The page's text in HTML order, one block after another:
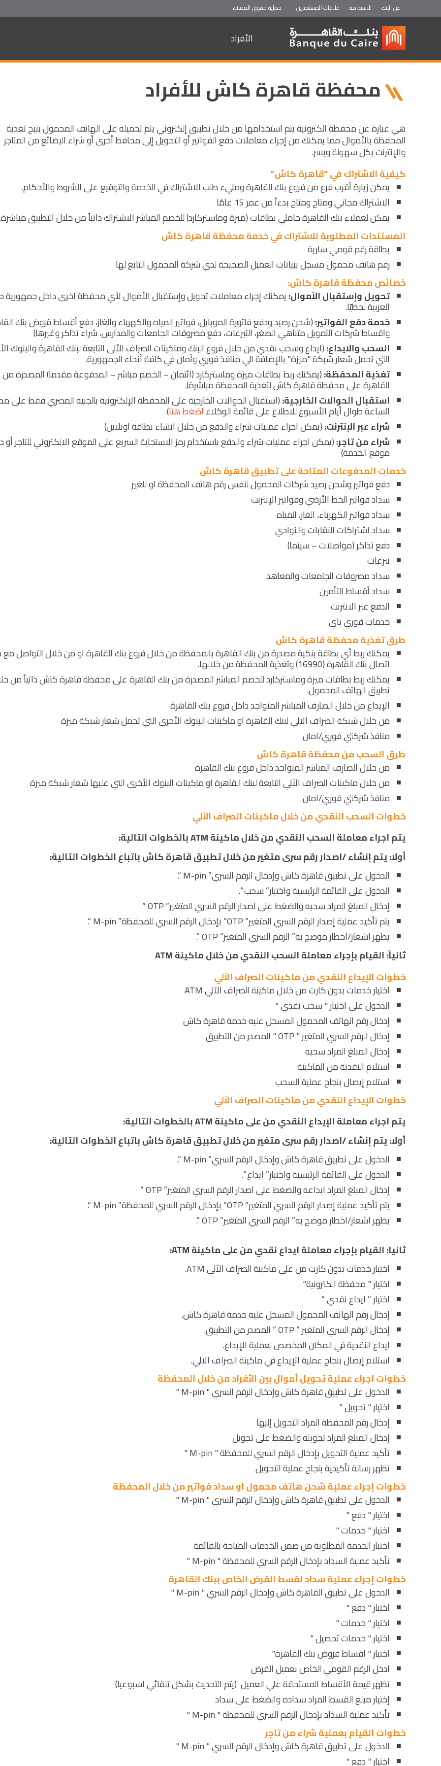
الأفراد
عن البنك الاستدامة علاقات المستثمرين حماية حقوق العملاء
محفظة قاهرة كاش للأفراد
هي عبارة عن محفظة الكترونية يتم استخدامها من خلال تطبيق إلكتروني يتم تحميله على الهاتف المحمول يتيح تغذية
المحفظة بالأموال مما يمكنك من إجراء معاملات دفع الفواتير أو التحويل إلى محافظ أخرى أو شراء البضائع من المتاجر
والإنترنت بكل سهولة ويسر.
كيفية الاشتراك في "قاهرة كاش"
يمكن زيارة أقرب فرع من فروع بنك القاهرة ومليء طلب الاشتراك في الخدمة والتوقيع على الشروط والأحكام.
الاشتراك مجاني ومتاح ومتاح بدءاً من عمر 15 عامًا
يمكن لعملاء بنك القاهرة حاملي بطاقات (ميزة وماستركارد) للخصم المباشر الاشتراك ذاتياً من خلال التطبيق مباشرة.
المستندات المطلوبة للاشتراك في خدمة محفظة قاهرة كاش
بطاقة رقم قومي سارية
رقم هاتف محمول مسجل ببيانات العميل الصحيحة لدي شركة المحمول التابع لها
خصائص محفظة قاهرة كاش:
تحويل وإستقبال الأموال:يمكنك إجراء معاملات تحويل وإستقبال الأموال لأي محفظة اخرى داخل جمهورية
العربية لحظيًا.
خدمة دفع الفواتير:(شحن رصيد ودفع فاتورة الموبايل، فواتير المياه والكهرباء والغاز، دفع أقساط قروض بنك
واقساط شركات التمويل متناهي الصغر، التبرعات، دفع مصروفات الجامعات والمدارس، شراء تذاكر وغيرها)
السحب والايداع:(ايداع وسحب نقدي من خلال فروع البنك وماكينات الصراف الألى التابعة لبنك القاهرة والبنوك
التي تحمل شعار شبكة "ميزة" بالإضافة الي منافذ فوري وأمان في كافة أنحاء الجمهورية.
تغذية المحفظة:(يمكنك ربط بطاقات ميزة وماستركارد (ائتمان – الخصم مباشر – المدفوعة مقدما) المصدرة من
القاهرة على محفظة قاهرة كاش لتغذية المحفظة مباشرة).
استقبال الحوالات الخارجية:(استقبال الحوالات الخارجية على المحفظة الإلكترونية بالجنيه المصري فقط على
الساعة طوال أيام الأسبوع للاطلاع على قائمة الوكلاءاضغط هنا).
شراء عبر الإنترنت:(يمكن اجراء عمليات شراء والدفع من خلال انشاء بطاقة اونلاين)
شراء من تاجر:(يمكن اجراء عمليات شراء والدفع باستخدام رمز الاستجابة السريع على الموقع الالكتروني للتاجر أو
موقع الخدمة)
خدمات المدفوعات المتاحة على تطبيق قاهرة كاش
دفع فواتير وشحن رصيد شركات المحمول لنفس رقم هاتف المحفظة او للغير
سداد فواتير الخط الأرضي وفواتير الإنترنت
سداد فواتير الكهرباء، الغاز، المياه
سداد اشتراكات النقابات والنوادي
دفع تذاكر (مواصلات – سينما)
تبرعات
سداد مصروفات الجامعات والمعاهد
سداد أقساط التأمين
الدفع عبر الانترنت
خدمات فوري باي
طرق تغذية محفظة قاهرة كاش
يمكنك ربط أي بطاقة بنكية مصدرة من بنك القاهرة بالمحفظة من خلال فروع بنك القاهرة او من خلال التواصل مع
اتصال بنك القاهرة (16990) وتغذية المحفظة من خلالها.
يمكنك ربط بطاقات ميزة وماستركارد للخصم المباشر المصدرة من بنك القاهرة على محفظة قاهرة كاش ذاتياً من
تطبيق الهاتف المحمول.
الإيداع من خلال الصارف المباشر المتواجد داخل فروع بنك القاهرة
من خلال شبكة الصراف الالي لبنك القاهرة او ماكينات البنوك الأخرى التي تحمل شعار شبكة ميزة
منافذ شركتي فوري/امان
طرق السحب من محفظة قاهرة كاش
من خلال الصارف المباشر المتواجد داخل فروع بنك القاهرة
من خلال ماكينات الصراف الآلي التابعة لبنك القاهرة او ماكينات البنوك الأخرى التي عليها شعار شبكة ميزة
منافذ شركتي فوري/امان
خطوات السحب النقدي من خلال ماكينات الصراف الآلي
يتم اجراء معاملة السحب النقدي من خلال ماكينة ATM بالخطوات التالية:
أولا: يتم إنشاء /اصدار رقم سرى متغير من خلال تطبيق قاهرة كاش باتباع الخطوات التالية:
الدخول على تطبيق قاهرة كاش وإدخال الرقم السري” M-pin “.
الدخول على القائمة الرئيسية واختيار” سحب “.
إدخال المبلغ المراد سحبه والضغط على اصدار الرقم السري المتغير” OTP “
يتم تأكيد عملية إصدار الرقم السري المتغير” OTP” بإدخال الرقم السري للمحفظة” M-pin “.
يظهر اشعار/اخطار موضح به” الرقم السري المتغير” OTP “.
ثانياً: القيام بإجراء معاملة السحب النقدي من خلال ماكينة ATM
خطوات الإيداع النقدي من ماكينات الصراف الآلي
اختيار خدمات بدون كارت من خلال ماكينة الصراف الآلي ATM
الدخول على اختيار " سحب نقدي "
إدخال رقم الهاتف المحمول المسجل عليه خدمة قاهرة كاش
إدخال الرقم السري المتغير " OTP " المصدر من التطبيق
إدخال المبلغ المراد سحبه
استلام النقدية من الماكينة
استلام إيصال بنجاح عملية السحب
خطوات الإيداع النقدي من ماكينات الصراف الآلي
يتم اجراء معاملة الإيداع النقدي من على ماكينة ATM بالخطوات التالية:
أولا: يتم إنشاء /اصدار رقم سرى متغير من خلال تطبيق قاهرة كاش باتباع الخطوات التالية:
الدخول على تطبيق قاهرة كاش وإدخال الرقم السري” M-pin “.
الدخول على القائمة الرئيسية واختيار” ايداع “.
إدخال المبلغ المراد ايداعه والضغط على اصدار الرقم السري المتغير” OTP “
يتم تأكيد عملية إصدار الرقم السري المتغير” OTP” بإدخال الرقم السري للمحفظة” M-pin “.
يظهر اشعار/اخطار موضح به” الرقم السري المتغير” OTP “.
ثانيا: القيام بإجراء معاملة ايداع نقدي من على ماكينة ATM:
اختيار خدمات بدون كارت من على ماكينة الصراف الآلي ATM.
اختيار " محفظة الكترونية"
اختيار ” ايداع نقدي “
إدخال رقم الهاتف المحمول المسجل عليه خدمة قاهرة كاش.
إدخال الرقم السري المتغير ” OTP ” المصدر من التطبيق.
ايداع النقدية في المكان المخصص لعملية الإيداع.
استلام إيصال بنجاح عملية الإيداع في ماكينة الصراف الالي.
خطوات اجراء عملية تحويل أموال بين الأفراد من خلال المحفظة
الدخول على تطبيق قاهرة كاش وإدخال الرقم السري " M-pin "
اختيار " تحويل "
إدخال رقم المحفظة المراد التحويل إليها
إدخال المبلغ المراد تحويله والضغط على تحويل
تأكيد عملية التحويل بإدخال الرقم السري للمحفظة " M-pin "
تظهر رسالة تأكيدية بنجاح عملية التحويل
خطوات إجراء عملية شحن هاتف محمول او سداد فواتير من خلال المحفظة
الدخول على تطبيق قاهرة كاش وإدخال الرقم السري " M-pin "
اختيار " دفع "
اختيار " خدمات "
اختيار الخدمة المطلوبة من ضمن الخدمات المتاحة بالقائمة
تأكيد عملية السداد بإدخال الرقم السري للمحفظة " M-pin "
خطوات إجراء عملية سداد لقسط القرض الخاص ببنك القاهرة
الدخول على تطبيق القاهرة كاش وإدخال الرقم السري " M-pin "
اختيار " دفع "
اختيار " خدمات "
اختيار " خدمات تحصيل "
اختيار " اقساط قروض بنك القاهرة"
ادخل الرقم القومي الخاص بعميل القرض
تظهر قيمة الأقساط المستحقة علي العميل (يتم التحديث بشكل تلقائي اسبوعيا)
إختيار مبلغ القسط المراد سداده والضغط على سداد
تأكيد عملية السداد بإدخال الرقم السري للمحفظة " M-pin "
خطوات القيام بعملية شراء من تاجر
الدخول على تطبيق قاهرة كاش وإدخال الرقم السري " M-pin "
اختيار " دفع "